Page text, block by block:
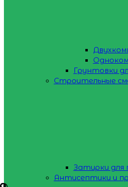
Грунтовки
Строительные
Затирки для
Антисептики и